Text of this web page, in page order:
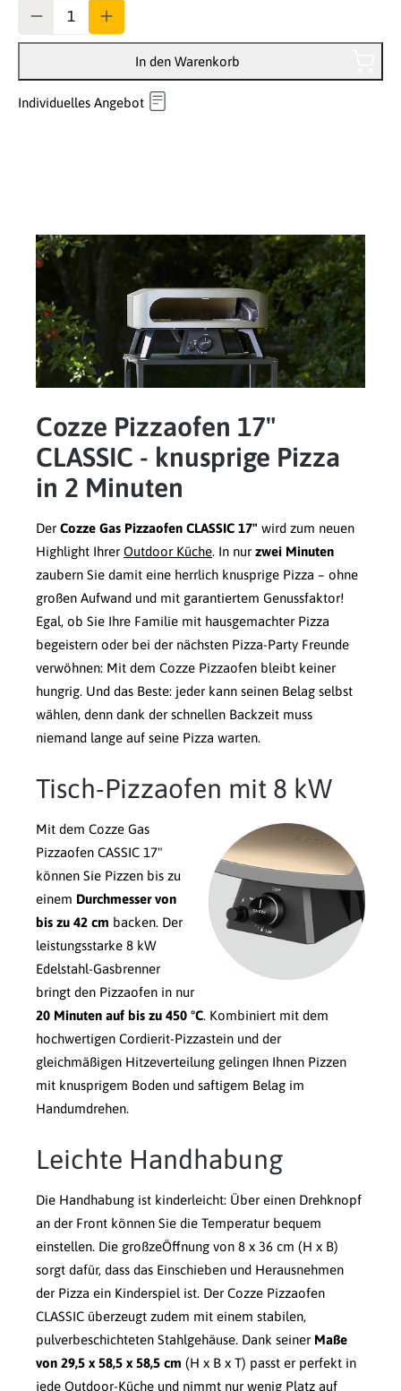
In den Warenkorb
Individuelles Angebot
Cozze Pizzaofen 17"
CLASSIC - knusprige Pizza
in 2 Minuten
Der Cozze Gas Pizzaofen CLASSIC 17" wird zum neuen
Highlight Ihrer Outdoor Küche. In nur zwei Minuten
zaubern Sie damit eine herrlich knusprige Pizza – ohne
großen Aufwand und mit garantiertem Genussfaktor!
Egal, ob Sie Ihre Familie mit hausgemachter Pizza
begeistern oder bei der nächsten Pizza-Party Freunde
verwöhnen: Mit dem Cozze Pizzaofen bleibt keiner
hungrig. Und das Beste: jeder kann seinen Belag selbst
wählen, denn dank der schnellen Backzeit muss
niemand lange auf seine Pizza warten.
Tisch-Pizzaofen mit 8 kW
Mit dem Cozze Gas
Pizzaofen CASSIC 17"
können Sie Pizzen bis zu
einem Durchmesser von
bis zu 42 cm backen. Der
leistungsstarke 8 kW
Edelstahl-Gasbrenner
bringt den Pizzaofen in nur
20 Minuten auf bis zu 450 °C. Kombiniert mit dem
hochwertigen Cordierit-Pizzastein und der
gleichmäßigen Hitzeverteilung gelingen Ihnen Pizzen
mit knusprigem Boden und saftigem Belag im
Handumdrehen.
Leichte Handhabung
Die Handhabung ist kinderleicht: Über einen Drehknopf
an der Front können Sie die Temperatur bequem
einstellen. Die großzeÖffnung von 8 x 36 cm (H x B)
sorgt dafür, dass das Einschieben und Herausnehmen
der Pizza ein Kinderspiel ist. Der Cozze Pizzaofen
CLASSIC überzeugt zudem mit einem stabilen,
pulverbeschichteten Stahlgehäuse. Dank seiner Maße
von 29,5 x 58,5 x 58,5 cm (H x B x T) passt er perfekt in
jede Outdoor-Küche und nimmt nur wenig Platz auf